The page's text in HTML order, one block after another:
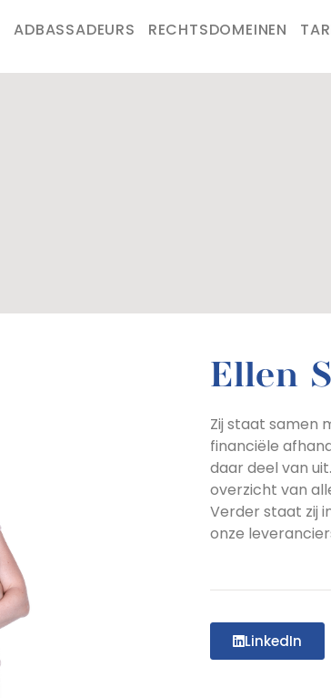
ADBASSADEURS RECHTSDOMEINEN
Ellen
Zij staat samen
financiële
daar deel van
overzicht van
Verder staat zij
onze
LinkedIn